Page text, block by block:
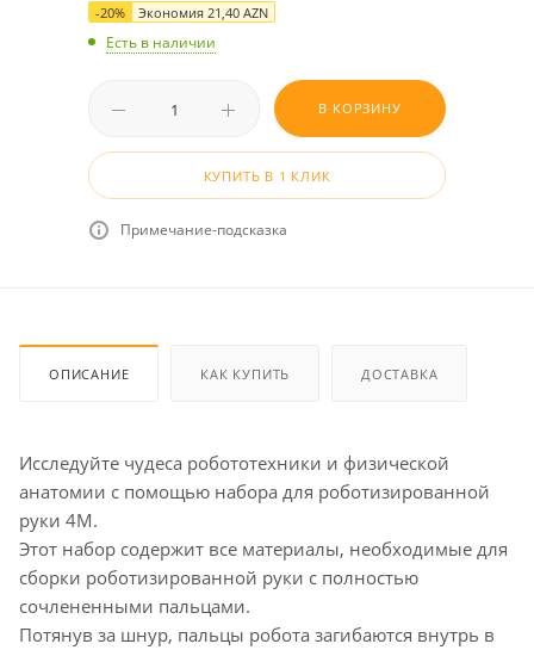
-20% Экономия 21,40 AZN
Есть в наличии
В КОРЗИНУ
КУПИТЬ В 1 КЛИК
Примечание-подсказка
ОПИСАНИЕ КАК КУПИТЬ ДОСТАВКА
Исследуйте чудеса робототехники и физической
анатомии с помощью набора для роботизированной
руки 4M.
Этот набор содержит все материалы, необходимые для
сборки роботизированной руки с полностью
сочлененными пальцами.
Потянув за шнур, пальцы робота загибаются внутрь в